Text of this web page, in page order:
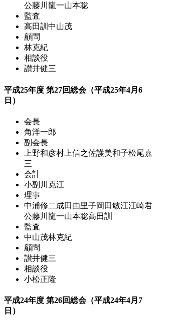
公藤川龍一山本聡
監査
高田訓 中山茂
顧問
林克紀
相談役
讃井健三
平成25年度 第27回総会（平成25年4月6
日）
会長
角洋一郎
副会長
上野和彦村上信之佐護美和子松尾嘉
三
会計
小副川克江
理事
中浦修二 成田由里子岡田敏江江崎君
公藤川龍一山本聡高田訓
監査
中山茂林克紀
顧問
讃井健三
相談役
小松正隆
平成24年度 第26回総会（平成24年4月7
日）